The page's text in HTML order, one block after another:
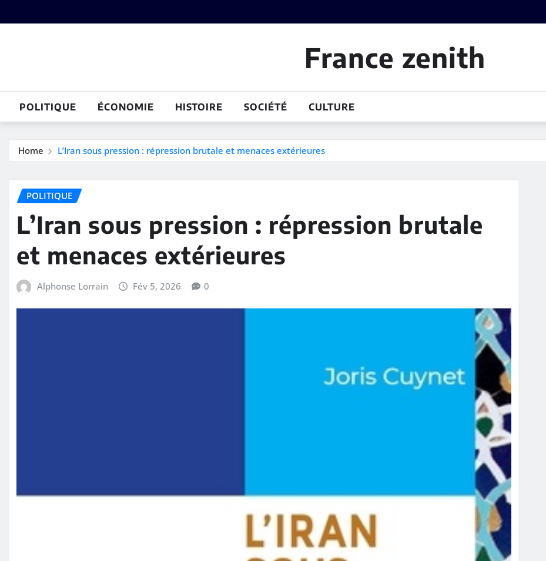
to
France zenith
POLITIQUE ÉCONOMIE HISTOIRE SOCIÉTÉ CULTURE
Home L’Iran sous pression : répression brutale et menaces extérieures
POLITIQUE
L’Iran sous pression : répression brutale
et menaces extérieures
Alphonse Lorrain Fév 5, 2026 0